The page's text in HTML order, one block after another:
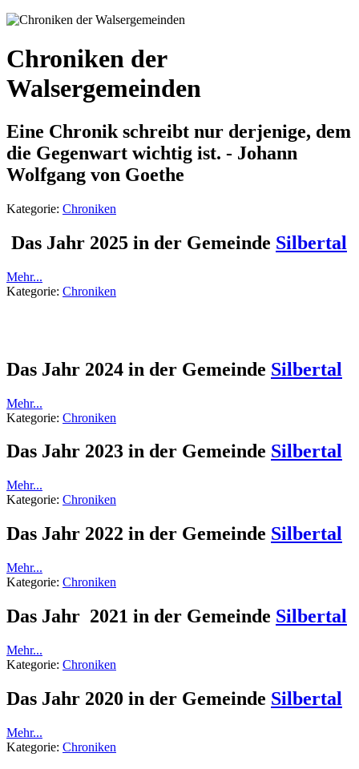
Chroniken der
Walsergemeinden
Eine Chronik schreibt nur derjenige, dem
die Gegenwart wichtig ist. - Johann
Wolfgang von Goethe
Kategorie: Chroniken
Das Jahr 2025 in der Gemeinde Silbertal
Mehr...
Kategorie: Chroniken
Das Jahr 2024 in der Gemeinde Silbertal
Mehr...
Kategorie: Chroniken
Das Jahr 2023 in der Gemeinde Silbertal
Mehr...
Kategorie: Chroniken
Das Jahr 2022 in der Gemeinde Silbertal
Mehr...
Kategorie: Chroniken
Das Jahr 2021 in der Gemeinde Silbertal
Mehr...
Kategorie: Chroniken
Das Jahr 2020 in der Gemeinde Silbertal
Mehr...
Kategorie: Chroniken